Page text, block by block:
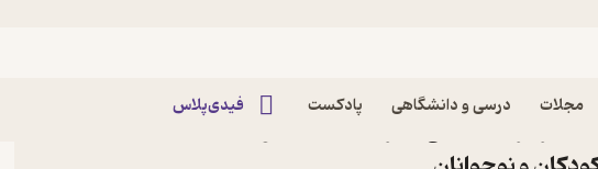
مجلات درسی و دانشگاهی پادکست فیدی‌پلاس